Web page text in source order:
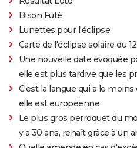
Bison Futé
Lunettes pour l'éclipse
Carte de l'éclipse solaire du
Une nouvelle date évoquée
elle est plus tardive que les
C'est la langue qui a le
elle est européenne
Le plus gros perroquet du
y a 30 ans, renaît grâce à un